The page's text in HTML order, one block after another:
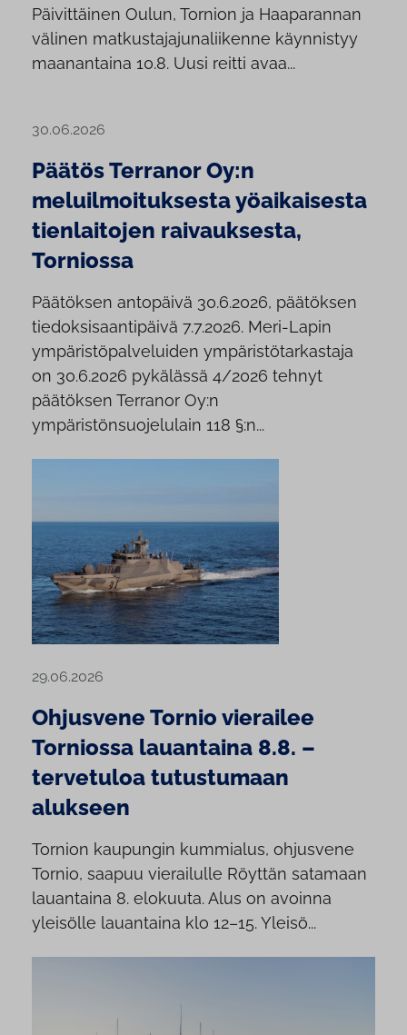
Päivittäinen Oulun, Tornion ja Haaparannan
välinen matkustajajunaliikenne käynnistyy
maanantaina 10.8. Uusi reitti avaa...
30.06.2026
Päätös Terranor Oy:n
meluilmoituksesta yöaikaisesta
tienlaitojen raivauksesta,
Torniossa
Päätöksen antopäivä 30.6.2026, päätöksen
tiedoksisaantipäivä 7.7.2026. Meri-Lapin
ympäristöpalveluiden ympäristötarkastaja
on 30.6.2026 pykälässä 4/2026 tehnyt
päätöksen Terranor Oy:n
ympäristönsuojelulain 118 §:n...
29.06.2026
Ohjusvene Tornio vierailee
Torniossa lauantaina 8.8. –
tervetuloa tutustumaan
alukseen
Tornion kaupungin kummialus, ohjusvene
Tornio, saapuu vierailulle Röyttän satamaan
lauantaina 8. elokuuta. Alus on avoinna
yleisölle lauantaina klo 12–15. Yleisö...